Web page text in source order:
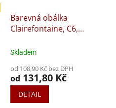
Barevná obálka
Clairefontaine, C6,
Skladem
od 108,90 Kč bez DPH
od 131,80 Kč
DETAIL